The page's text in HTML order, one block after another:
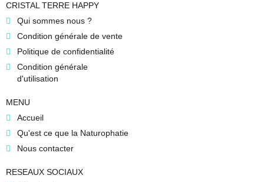
CRISTAL TERRE HAPPY
Qui sommes nous ?
Condition générale de vente
Politique de confidentialité
Condition générale
d'utilisation
MENU
Accueil
Qu'est ce que la Naturophatie
Nous contacter
RESEAUX SOCIAUX